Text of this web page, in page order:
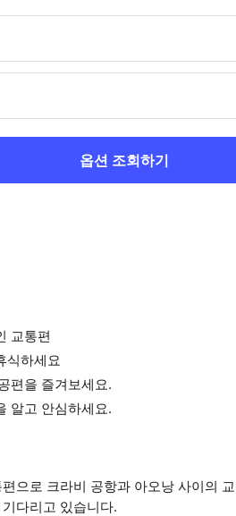
옵션 조회하기
교통편
식하세요
편을 즐겨보세요.
알고 안심하세요.
으로 크라비 공항과 아오낭 사이의
다리고 있습니다.